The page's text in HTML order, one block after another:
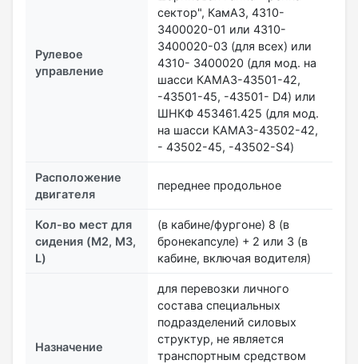
Рулевое
управление
сектор", КамАЗ, 4310-
3400020-01 или 4310-
3400020-03 (для всех) или
4310- 3400020 (для мод. на
шасси КАМАЗ-43501-42,
-43501-45, -43501- D4) или
ШНКФ 453461.425 (для мод.
на шасси КАМАЗ-43502-42,
- 43502-45, -43502-S4)
Расположение
двигателя
переднее продольное
Кол-во мест для
сидения (M2, M3,
L)
(в кабине/фургоне) 8 (в
бронекапсуле) + 2 или 3 (в
кабине, включая водителя)
Назначение
для перевозки личного
состава специальных
подразделений силовых
структур, не является
транспортным средством